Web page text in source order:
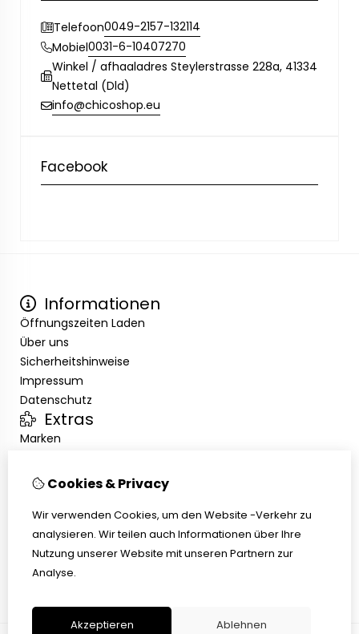
Telefoon0049-2157-132114
Mobiel0031-6-10407270
Winkel / afhaaladres Steylerstrasse 228a, 41334
Nettetal (Dld)
info@chicoshop.eu
Facebook
Informationen
Öffnungszeiten Laden
Über uns
Sicherheitshinweise
Impressum
Datenschutz
Extras
Marken
Kundenservice
Übersicht
Abholen
AGB
Widerrufsbelehrung
Cookies & Privacy
Wir verwenden Cookies, um den Website -Verkehr zu
analysieren. Wir teilen auch Informationen über Ihre
Nutzung unserer Website mit unseren Partnern zur
Analyse.
Akzeptieren Ablehnen